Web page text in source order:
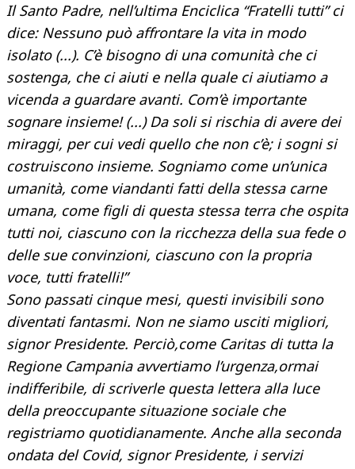
Il Santo Padre, nell’ultima Enciclica “Fratelli tutti” ci
dice: Nessuno può affrontare la vita in modo
isolato (...). C’è bisogno di una comunità che ci
sostenga, che ci aiuti e nella quale ci aiutiamo a
vicenda a guardare avanti. Com’è importante
sognare insieme! (...) Da soli si rischia di avere dei
miraggi, per cui vedi quello che non c’è; i sogni si
costruiscono insieme. Sogniamo come un’unica
umanità, come viandanti fatti della stessa carne
umana, come figli di questa stessa terra che ospita
tutti noi, ciascuno con la ricchezza della sua fede o
delle sue convinzioni, ciascuno con la propria
voce, tutti fratelli!”
Sono passati cinque mesi, questi invisibili sono
diventati fantasmi. Non ne siamo usciti migliori,
signor Presidente. Perciò,come Caritas di tutta la
Regione Campania avvertiamo l’urgenza,ormai
indifferibile, di scriverle questa lettera alla luce
della preoccupante situazione sociale che
registriamo quotidianamente. Anche alla seconda
ondata del Covid, signor Presidente, i servizi